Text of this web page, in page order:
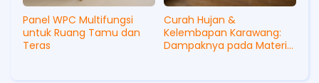
Panel WPC Multifungsi
untuk Ruang Tamu dan
Teras
Curah Hujan &
Kelembapan Karawang:
Dampaknya pada Material